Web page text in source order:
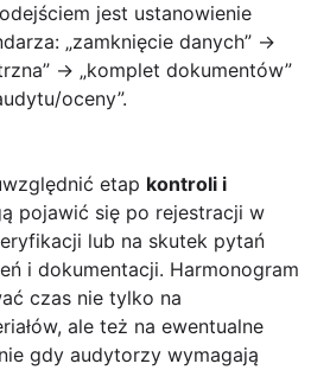
jest ustanowienie
„zamknięcie danych” →
→ „komplet dokumentów”
oceny”.
etap kontroli i
pojawić się po rejestracji w
lub na skutek pytań
i dokumentacji. Harmonogram
czas nie tylko na
ale też na ewentualne
gdy audytorzy wymagają